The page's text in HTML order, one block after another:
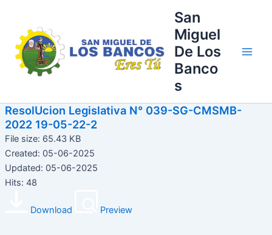
contenido
San
Miguel
De Los
Banco
s
ResolUcion Legislativa N° 039-SG-CMSMB-
2022 19-05-22-2
File size: 65.43 KB
Created: 05-06-2025
Updated: 05-06-2025
Hits: 48
Download Preview